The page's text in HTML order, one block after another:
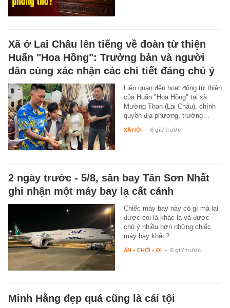
Xã ở Lai Châu lên tiếng về đoàn từ thiện
Huấn "Hoa Hồng": Trưởng bản và người
dân cùng xác nhận các chi tiết đáng chú ý
Liên quan đến hoạt động từ thiện
của Huấn "Hoa Hồng" tại xã
Mường Than (Lai Châu), chính
quyền địa phương, trưởng…
XÃ HỘI - 6 giờ trước
2 ngày trước - 5/8, sân bay Tân Sơn Nhất
ghi nhận một máy bay lạ cất cánh
Chiếc máy bay này có gì mà lại
được coi là khác lạ và được
chú ý nhiều hơn những chiếc
máy bay khác?
ĂN - CHƠI - ĐI - 6 giờ trước
Minh Hằng đẹp quá cũng là cái tội